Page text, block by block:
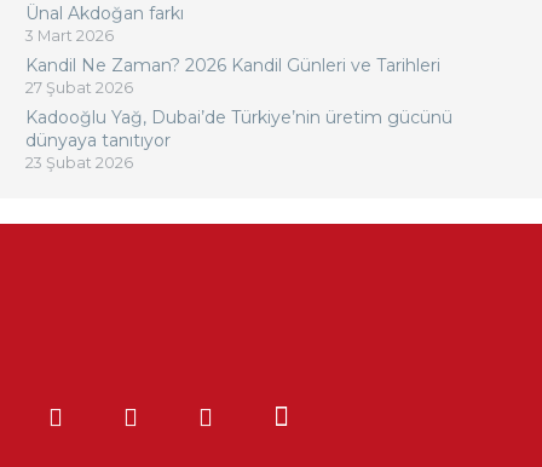
Ünal Akdoğan farkı
3 Mart 2026
Kandil Ne Zaman? 2026 Kandil Günleri ve Tarihleri
27 Şubat 2026
Kadooğlu Yağ, Dubai’de Türkiye’nin üretim gücünü
dünyaya tanıtıyor
23 Şubat 2026